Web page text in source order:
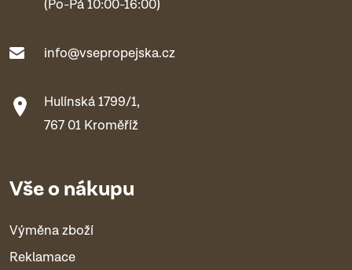
(Po-Pá 10:00-16:00)
info@vsepropejska.cz
Hulínská 1799/1,
767 01 Kroměříž
Vše o nákupu
Výměna zboží
Reklamace